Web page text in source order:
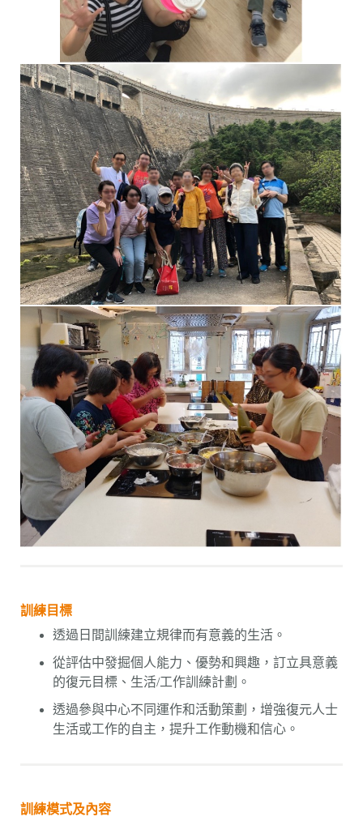
訓練目標
透過日間訓練建立規律而有意義的生活。
從評估中發掘個人能力、優勢和興趣，訂立具意義
的復元目標、生活/工作訓練計劃。
透過參與中心不同運作和活動策劃，增強復元人士
生活或工作的自主，提升工作動機和信心。
訓練模式及內容